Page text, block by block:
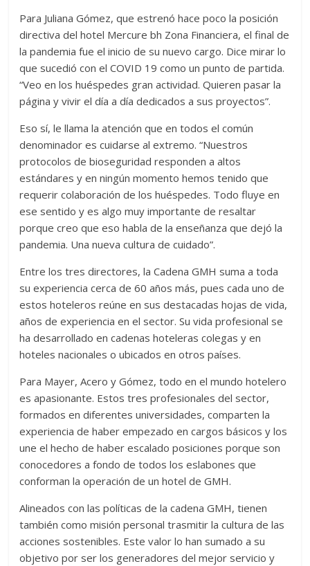
Para Juliana Gómez, que estrenó hace poco la posición
directiva del hotel Mercure bh Zona Financiera, el final de
la pandemia fue el inicio de su nuevo cargo. Dice mirar lo
que sucedió con el COVID 19 como un punto de partida.
“Veo en los huéspedes gran actividad. Quieren pasar la
página y vivir el día a día dedicados a sus proyectos”.
Eso sí, le llama la atención que en todos el común
denominador es cuidarse al extremo. “Nuestros
protocolos de bioseguridad responden a altos
estándares y en ningún momento hemos tenido que
requerir colaboración de los huéspedes. Todo fluye en
ese sentido y es algo muy importante de resaltar
porque creo que eso habla de la enseñanza que dejó la
pandemia. Una nueva cultura de cuidado”.
Entre los tres directores, la Cadena GMH suma a toda
su experiencia cerca de 60 años más, pues cada uno de
estos hoteleros reúne en sus destacadas hojas de vida,
años de experiencia en el sector. Su vida profesional se
ha desarrollado en cadenas hoteleras colegas y en
hoteles nacionales o ubicados en otros países.
Para Mayer, Acero y Gómez, todo en el mundo hotelero
es apasionante. Estos tres profesionales del sector,
formados en diferentes universidades, comparten la
experiencia de haber empezado en cargos básicos y los
une el hecho de haber escalado posiciones porque son
conocedores a fondo de todos los eslabones que
conforman la operación de un hotel de GMH.
Alineados con las políticas de la cadena GMH, tienen
también como misión personal trasmitir la cultura de las
acciones sostenibles. Este valor lo han sumado a su
objetivo por ser los generadores del mejor servicio y